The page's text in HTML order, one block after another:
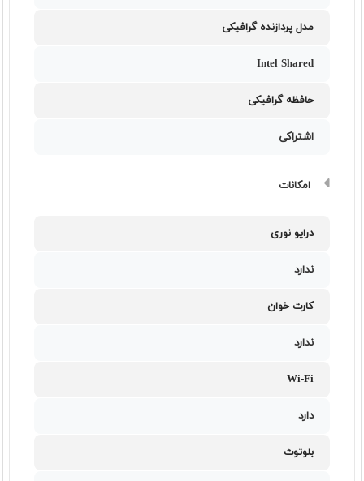
مدل پردازنده گرافیکی
Intel Shared
حافظه گرافیکی
اشتراکی
امکانات
درایو نوری
ندارد
کارت خوان
ندارد
Wi-Fi
دارد
بلوتوث